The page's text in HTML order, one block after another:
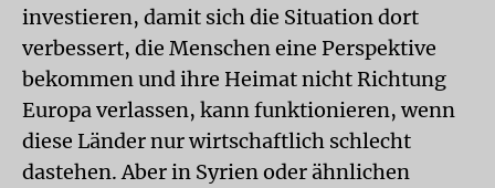
investieren, damit sich die Situation dort
verbessert, die Menschen eine Perspektive
bekommen und ihre Heimat nicht Richtung
Europa verlassen, kann funktionieren, wenn
diese Länder nur wirtschaftlich schlecht
dastehen. Aber in Syrien oder ähnlichen